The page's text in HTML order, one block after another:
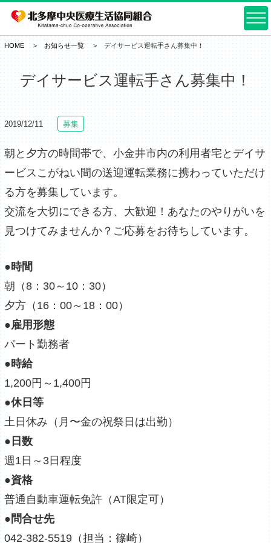
HOME お知らせ一覧 デイサービス運転手さん募集中！
デイサービス運転手さん募集中！
2019/12/11 募集
朝と夕方の時間帯で、小金井市内の利用者宅とデイサ
ービスこがねい間の送迎運転業務に携わっていただけ
る方を募集しています。
交流を大切にできる方、大歓迎！あなたのやりがいを
見つけてみませんか？ご応募をお待ちしています。
●時間
朝（8：30～10：30）
夕方（16：00～18：00）
●雇用形態
パート勤務者
●時給
1,200円～1,400円
●休日等
土日休み（月〜金の祝祭日は出勤）
●日数
週1日～3日程度
●資格
普通自動車運転免許（AT限定可）
●問合せ先
042-382-5519（担当：篠崎）